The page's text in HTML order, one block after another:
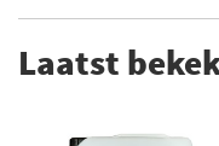
Categorie
Bekijk meer
Eurol
ASTM D4656
ASTM D4985
Laatst